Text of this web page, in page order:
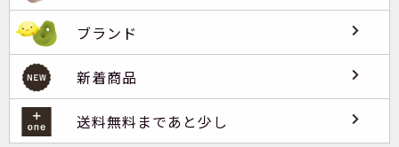
ブランド
新着商品
送料無料まであと少し